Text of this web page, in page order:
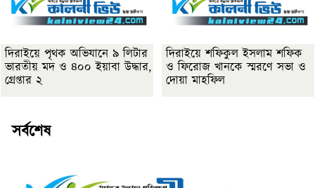
দিরাইয়ে পৃথক অভিযানে ৯ লিটার
ভারতীয় মদ ও ৪০০ ইয়াবা উদ্ধার,
গ্রেপ্তার ২
দিরাইয়ে শফিকুল ইসলাম শফিক
ও ফিরোজ খানকে স্মরণে সভা ও
দোয়া মাহফিল
সর্বশেষ